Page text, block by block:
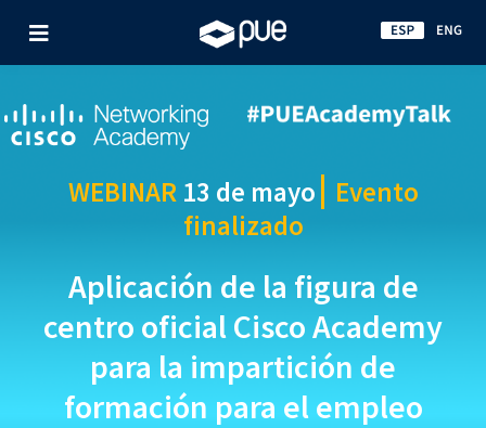
WEBINAR13 de mayo
Evento
finalizado
Aplicación de la figura de
centro oficial Cisco Academy
para la impartición de
formación para el empleo